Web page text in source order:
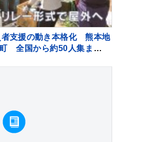
者支援の動き本格化 熊本地
全国から約50人集まり炎